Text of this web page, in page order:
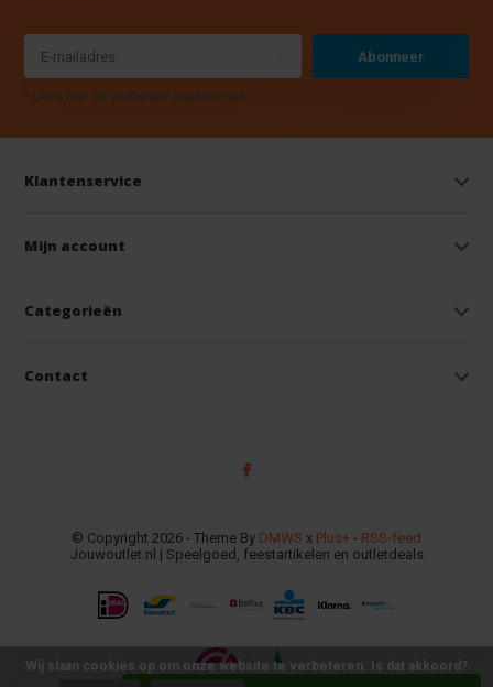
Abonneer
* Lees hier de wettelijke beperkingen
Klantenservice
Mijn account
Categorieën
Contact
© Copyright 2026 - Theme By DMWS x Plus+ - RSS-feed
Jouwoutlet.nl | Speelgoed, feestartikelen en outletdeals
Wij slaan cookies op om onze website te verbeteren. Is dat akkoord?